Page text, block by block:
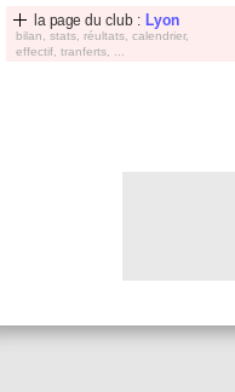
la page du club : Lyon
bilan, stats, réultats, calendrier,
effectif, tranferts, ...